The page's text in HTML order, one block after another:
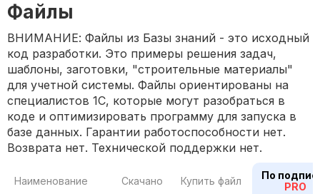
Файлы
ВНИМАНИЕ: Файлы из Базы знаний - это исходный
код разработки. Это примеры решения задач,
шаблоны, заготовки, "строительные материалы"
для учетной системы. Файлы ориентированы на
специалистов 1С, которые могут разобраться в
коде и оптимизировать программу для запуска в
базе данных. Гарантии работоспособности нет.
Возврата нет. Технической поддержки нет.
Наименование Скачано Купить файл
По
PRO